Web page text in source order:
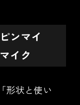
ンマイ
イク
形状と使い